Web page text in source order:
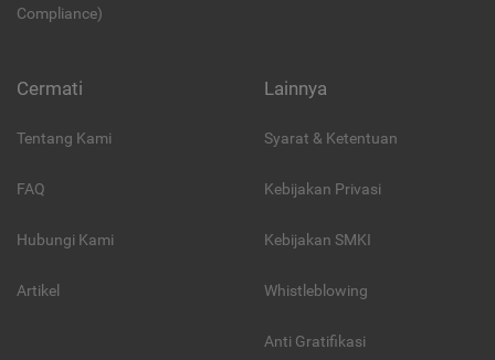
Compliance)
Cermati
Tentang Kami
FAQ
Hubungi Kami
Artikel
Lainnya
Syarat & Ketentuan
Kebijakan Privasi
Kebijakan SMKI
Whistleblowing
Anti Gratifikasi